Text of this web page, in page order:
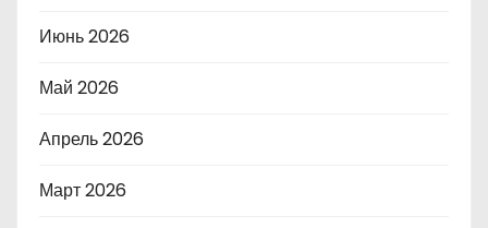
Июнь 2026
Май 2026
Апрель 2026
Март 2026